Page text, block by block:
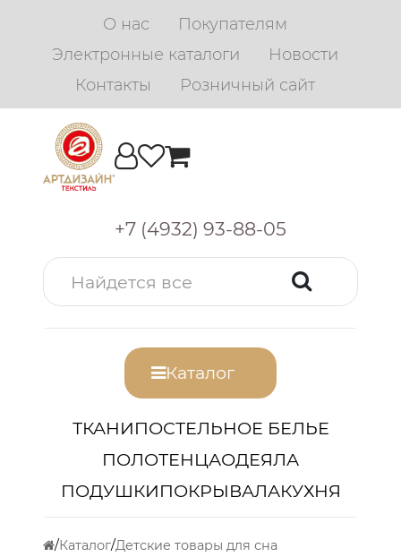
О нас
Покупателям
Электронные каталоги
Новости
Контакты
Розничный сайт
+7 (4932) 93-88-05
Каталог
ТКАНИПОСТЕЛЬНОЕ БЕЛЬЕ
ПОЛОТЕНЦАОДЕЯЛА
ПОДУШКИПОКРЫВАЛАКУХНЯ
Каталог Детские товары для сна